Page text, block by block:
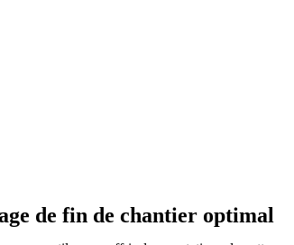
de fin de chantier optimal